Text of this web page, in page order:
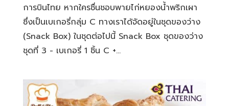
การบินไทย หากใครชื่นชอบพายไก่หยองน้ำพริกเผา
ซึ่งเป็นเบเกอรี่กลุ่ม C ทางเราได้จัดอยู่ในชุดของว่าง
(Snack Box) ในชุดต่อไปนี้ Snack Box ชุดของว่าง
ชุดที่ 3 - เบเกอรี่ 1 ชิ้น C +...